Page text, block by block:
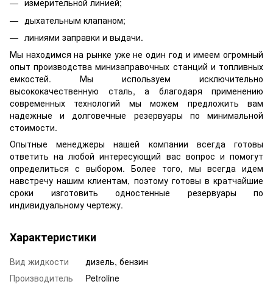
измерительной линией;
дыхательным клапаном;
линиями заправки и выдачи.
Мы находимся на рынке уже не один год и имеем огромный
опыт производства минизаправочных станций и топливных
емкостей. Мы используем исключительно
высококачественную сталь, а благодаря применению
современных технологий мы можем предложить вам
надежные и долговечные резервуары по минимальной
стоимости.
Опытные менеджеры нашей компании всегда готовы
ответить на любой интересующий вас вопрос и помогут
определиться с выбором. Более того, мы всегда идем
навстречу нашим клиентам, поэтому готовы в кратчайшие
сроки изготовить одностенные резервуары по
индивидуальному чертежу.
Характеристики
Вид жидкости
дизель, бензин
Производитель
Petroline